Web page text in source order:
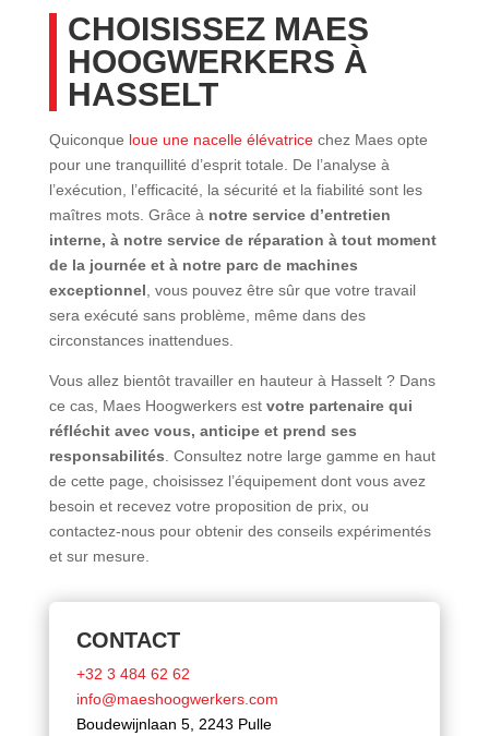
CHOISISSEZ MAES
HOOGWERKERS À
HASSELT
Quiconque loue une nacelle élévatricechez Maes opte
pour une tranquillité d’esprit totale. De l’analyse à
l’exécution, l’efficacité, la sécurité et la fiabilité sont les
maîtres mots. Grâce à notre service d’entretien
interne, à notre service de réparation à tout moment
de la journée et à notre parc de machines
exceptionnel , vous pouvez être sûr que votre travail
sera exécuté sans problème, même dans des
circonstances inattendues.
Vous allez bientôt travailler en hauteur à Hasselt ? Dans
ce cas, Maes Hoogwerkers est votre partenaire qui
réfléchit avec vous, anticipe et prend ses
responsabilités . Consultez notre large gamme en haut
de cette page, choisissez l’équipement dont vous avez
besoin et recevez votre proposition de prix, ou
contactez-nous pour obtenir des conseils expérimentés
et sur mesure.
CONTACT
+32 3 484 62 62
info@maeshoogwerkers.com
Boudewijnlaan 5, 2243 Pulle